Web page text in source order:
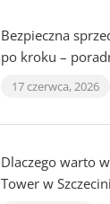
Bezpieczna
po kroku –
17 czerwca, 2026
Dlaczego warto
Tower w